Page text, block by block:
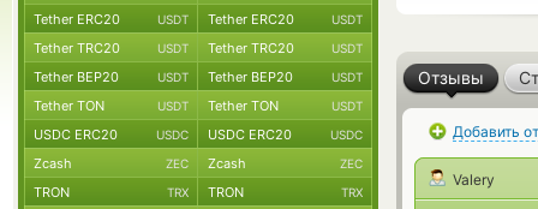
Отзывы
Добавить
Valery
Tether ERC20 USDT Tether ERC20 USDT
Tether TRC20 USDT Tether TRC20 USDT
Tether BEP20 USDT Tether BEP20 USDT
Tether TON USDT Tether TON USDT
USDC ERC20 USDC USDC ERC20 USDC
Zcash ZEC Zcash ZEC
TRON TRX TRON TRX